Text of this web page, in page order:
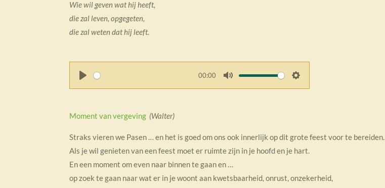
Wie wil geven wat hij heeft,
die zal leven, opgegeten,
die zal weten dat hij leeft.
00:00
i
n
Moment van vergeving (Walter)
Straks vieren we Pasen … en het is goed om ons ook innerlijk op dit grote feest voor te bereiden.
Als je wil genieten van een feest moet er ruimte zijn in je hoofd en je hart.
En een moment om even naar binnen te gaan en …
op zoek te gaan naar wat er in je woont aan kwetsbaarheid, onrust, onzekerheid,